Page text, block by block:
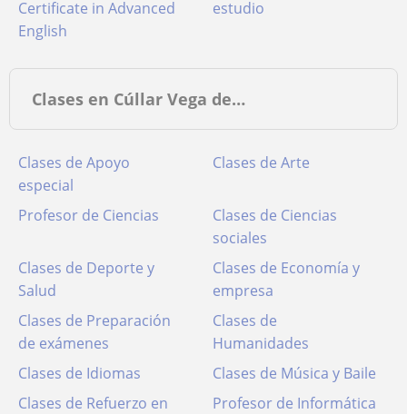
Certificate in Advanced
English
estudio
Clases en Cúllar Vega de…
Clases de Apoyo
especial
Clases de Arte
Profesor de Ciencias
Clases de Ciencias
sociales
Clases de Deporte y
Salud
Clases de Economía y
empresa
Clases de Preparación
de exámenes
Clases de
Humanidades
Clases de Idiomas
Clases de Música y Baile
Clases de Refuerzo en
Profesor de Informática